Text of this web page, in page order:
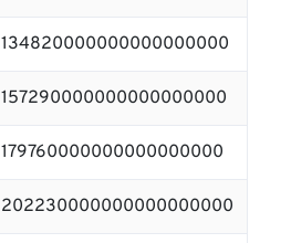
134820000000000000000
157290000000000000000
179760000000000000000
202230000000000000000